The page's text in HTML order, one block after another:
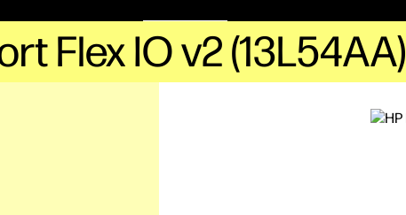
Flex IO v2 (13L54AA)